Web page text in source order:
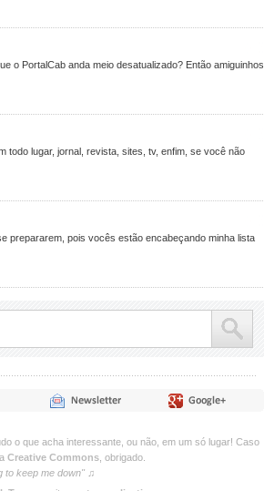
o PortalCab anda meio desatualizado? Então amiguinhos
todo lugar, jornal, revista, sites, tv, enfim, se você não
prepararem, pois vocês estão encabeçando minha lista
o que acha interessante, ou não, em um só lugar! Caso
Creative Commons, obrigado.
to keep me down" ♫